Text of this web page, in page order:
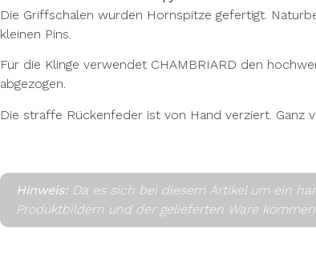
Die Griffschalen wurden Hornspitze gefertigt.
kleinen Pins.
Für die Klinge verwendet CHAMBRIARD den
abgezogen.
Die straffe Rückenfeder ist von Hand verziert. Ganz
Hinweis: Da es sich bei diesem Artikel um ein
Produktbildern und der gelieferten Ware kommen.